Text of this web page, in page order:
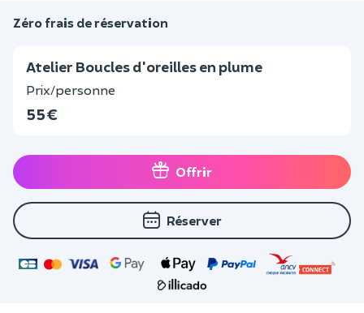
Zéro frais de réservation
Atelier Boucles d'oreilles en plume
Prix/personne
55 €
Offrir
Réserver